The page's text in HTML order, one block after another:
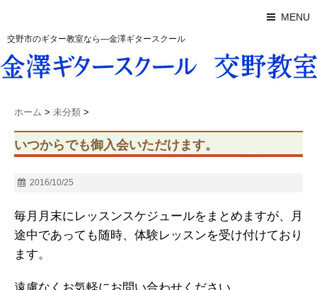
MENU
交野市のギター教室なら―金澤ギタースクール
ホーム > 未分類 >
いつからでも御入会いただけます。
2016/10/25
毎月月末にレッスンスケジュールをまとめますが、月
途中であっても随時、体験レッスンを受け付けており
ます。